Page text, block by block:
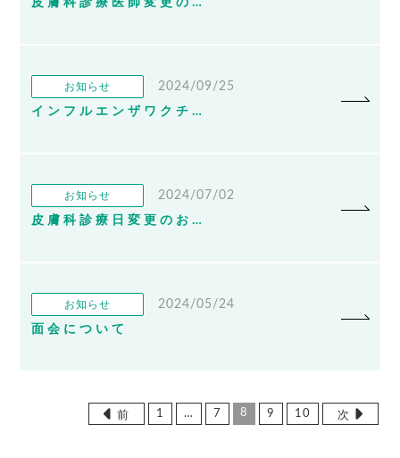
皮膚科診療医師変更のお知らせ
お知らせ
2024/09/25
インフルエンザワクチン・新型コロナワクチン接種について
お知らせ
2024/07/02
皮膚科診療日変更のお知らせ
お知らせ
2024/05/24
面会について
前 1 … 7 8 9 10 次